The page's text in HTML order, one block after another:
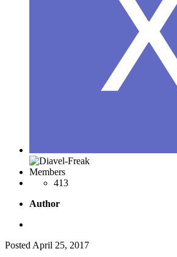
Members
413
Author
Posted April 25, 2017